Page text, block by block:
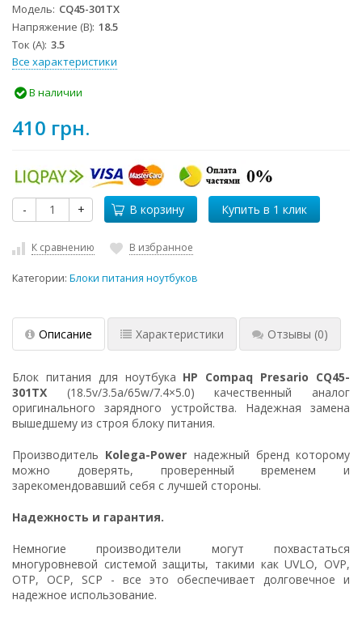
Модель CQ45-301TX
Напряжение (В) 18.5
Ток (А) 3.5
Все характеристики
В наличии
410 грн.
- + В корзину
К сравнению В избранное
Категории: Блоки питания ноутбуков
Описание Характеристики Отзывы (0)
Блок питания для ноутбука HP Compaq Presario CQ45-
301TX (18.5v/3.5a/65w/7.4×5.0) качественный аналог
оригинального зарядного устройства. Надежная замена
вышедшему из строя блоку питания.
Производитель Kolega-Power надежный бренд которому
можно доверять, проверенный временем и
зарекомендовавший себя с лучшей стороны.
Надежность и гарантия.
Немногие производители могут похвастаться
многуровневой системой защиты, такими как UVLO, OVP,
OTP, OCP, SCP - все это обеспечивает долговечное и
надежное использование.